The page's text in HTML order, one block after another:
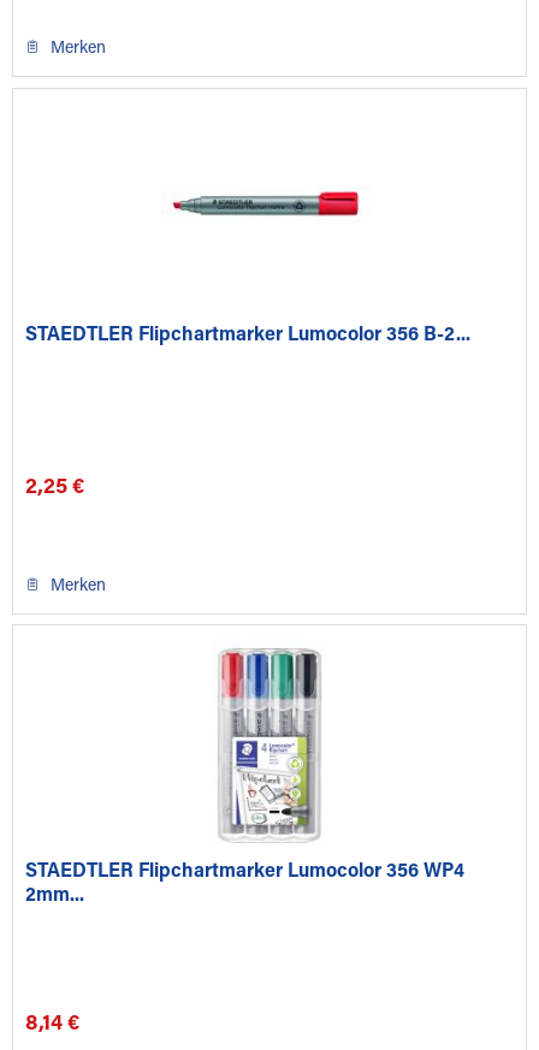
Merken
STAEDTLER Flipchartmarker Lumocolor 356 B-2...
2,25 €
Merken
STAEDTLER Flipchartmarker Lumocolor 356 WP4
2mm...
8,14 €